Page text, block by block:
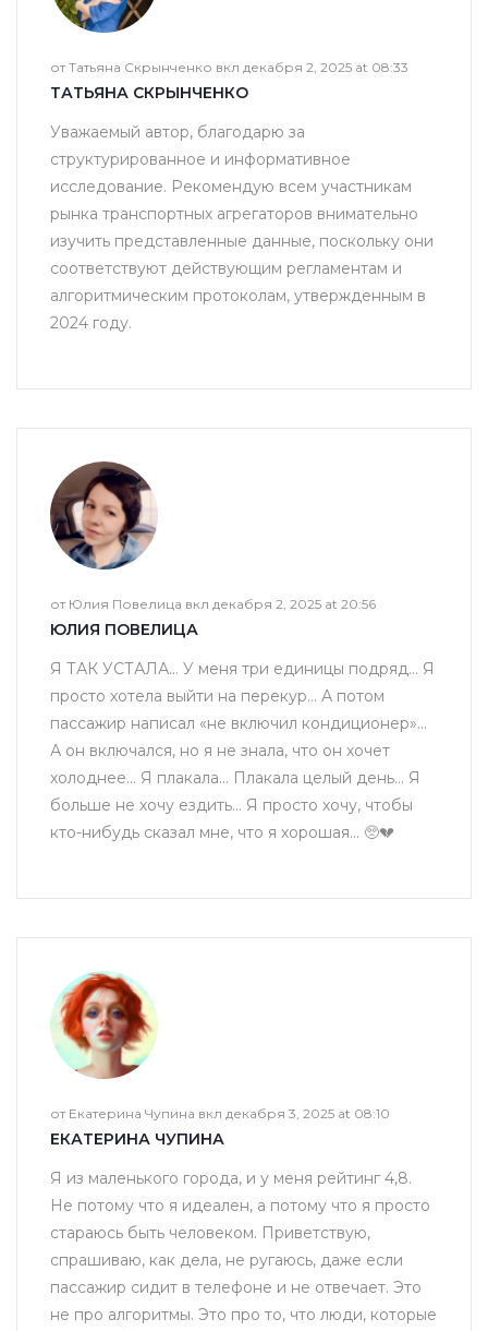
от Татьяна Скрынченко вкл декабря 2, 2025 at 08:33
ТАТЬЯНА СКРЫНЧЕНКО
Уважаемый автор, благодарю за
структурированное и информативное
исследование. Рекомендую всем участникам
рынка транспортных агрегаторов внимательно
изучить представленные данные, поскольку они
соответствуют действующим регламентам и
алгоритмическим протоколам, утвержденным в
2024 году.
от Юлия Повелица вкл декабря 2, 2025 at 20:56
ЮЛИЯ ПОВЕЛИЦА
Я ТАК УСТАЛА... У меня три единицы подряд... Я
просто хотела выйти на перекур... А потом
пассажир написал «не включил кондиционер»...
А он включался, но я не знала, что он хочет
холоднее... Я плакала... Плакала целый день... Я
больше не хочу ездить... Я просто хочу, чтобы
кто-нибудь сказал мне, что я хорошая... 🥺💔
от Екатерина Чупина вкл декабря 3, 2025 at 08:10
ЕКАТЕРИНА ЧУПИНА
Я из маленького города, и у меня рейтинг 4,8.
Не потому что я идеален, а потому что я просто
стараюсь быть человеком. Приветствую,
спрашиваю, как дела, не ругаюсь, даже если
пассажир сидит в телефоне и не отвечает. Это
не про алгоритмы. Это про то, что люди, которые